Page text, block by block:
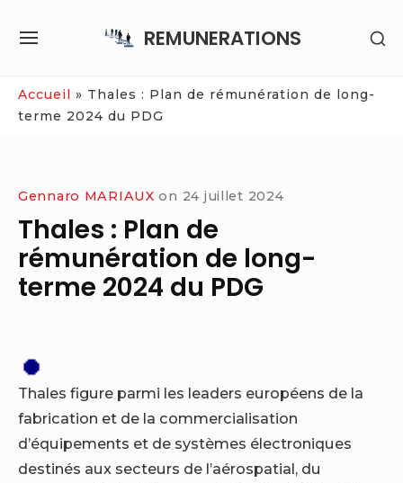
REMUNERATIONS
SITE
Accueil » Thales : Plan de rémunération de long-
terme 2024 du PDG
Gennaro MARIAUX on 24 juillet 2024
Thales : Plan de
rémunération de long-
terme 2024 du PDG
Thales figure parmi les leaders européens de la
fabrication et de la commercialisation
d’équipements et de systèmes électroniques
destinés aux secteurs de l’aérospatial, du